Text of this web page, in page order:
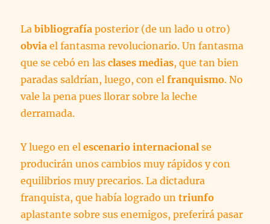
Labibliografía posterior (de un lado u otro)
obvia el fantasma revolucionario. Un fantasma
que se cebó en lasclases medias, que tan bien
paradas saldrían, luego, con elfranquismo. No
vale la pena pues llorar sobre la leche
derramada.
Y luego en elescenario internacional se
producirán unos cambios muy rápidos y con
equilibrios muy precarios. La dictadura
franquista, que había logrado untriunfo
aplastante sobre sus enemigos, preferirá pasar